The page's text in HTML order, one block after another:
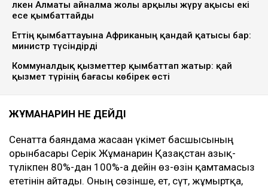
Үлкен Алматы айналма жолы арқылы жүру ақысы екі
есе қымбаттайды
Еттің қымбаттауына Африканың қандай қатысы бар:
министр түсіндірді
Коммуналдық қызметтер қымбаттап жатыр: қай
қызмет түрінің бағасы көбірек өсті
ЖҰМАНҒАРИН НЕ ДЕЙДІ
Сенатта баяндама жасаған үкімет басшысының
орынбасары Серік Жұманғарин Қазақстан азық-
түлікпен 80%-дан 100%-ға дейін өз-өзін қамтамасыз
ететінін айтады. Оның сөзінше, ет, сүт, жұмыртқа,